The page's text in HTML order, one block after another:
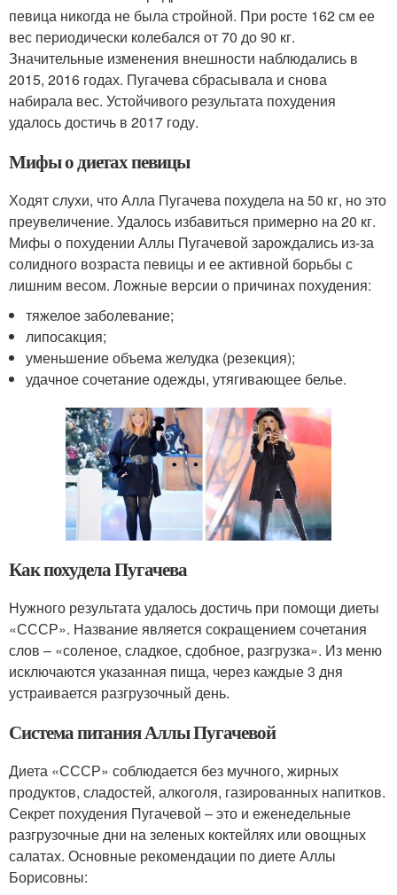
певица никогда не была стройной. При росте 162 см ее
вес периодически колебался от 70 до 90 кг.
Значительные изменения внешности наблюдались в
2015, 2016 годах. Пугачева сбрасывала и снова
набирала вес. Устойчивого результата похудения
удалось достичь в 2017 году.
Мифы о диетах певицы
Ходят слухи, что Алла Пугачева похудела на 50 кг, но это
преувеличение. Удалось избавиться примерно на 20 кг.
Мифы о похудении Аллы Пугачевой зарождались из-за
солидного возраста певицы и ее активной борьбы с
лишним весом. Ложные версии о причинах похудения:
тяжелое заболевание;
липосакция;
уменьшение объема желудка (резекция);
удачное сочетание одежды, утягивающее белье.
Как похудела Пугачева
Нужного результата удалось достичь при помощи диеты
«СССР». Название является сокращением сочетания
слов – «соленое, сладкое, сдобное, разгрузка». Из меню
исключаются указанная пища, через каждые 3 дня
устраивается разгрузочный день.
Система питания Аллы Пугачевой
Диета «СССР» соблюдается без мучного, жирных
продуктов, сладостей, алкоголя, газированных напитков.
Секрет похудения Пугачевой – это и еженедельные
разгрузочные дни на зеленых коктейлях или овощных
салатах. Основные рекомендации по диете Аллы
Борисовны: